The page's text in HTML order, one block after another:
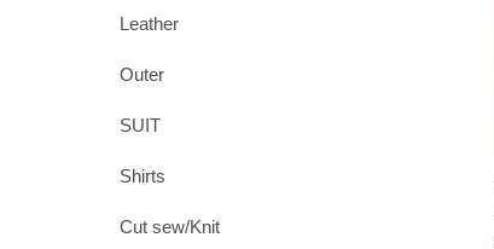
Leather
Outer
SUIT
Shirts
Cut sew/Knit